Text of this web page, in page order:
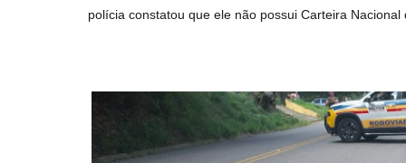
polícia constatou que ele não possui Carteira